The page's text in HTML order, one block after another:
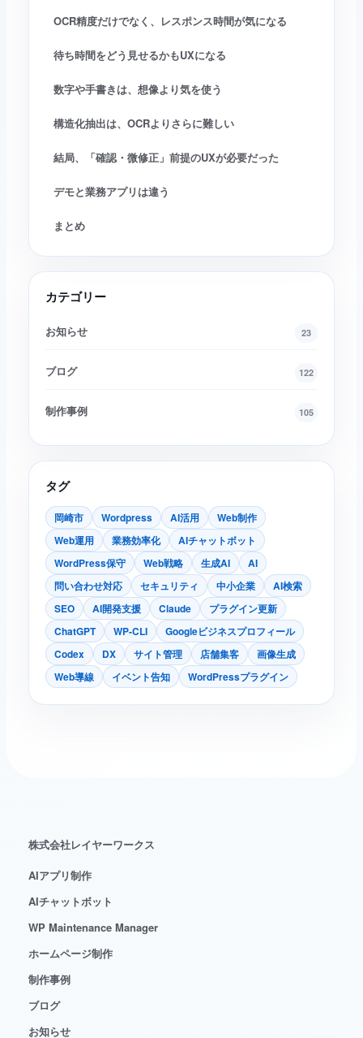
OCR精度だけでなく、レスポンス時間が気になる
待ち時間をどう見せるかもUXになる
数字や手書きは、想像より気を使う
構造化抽出は、OCRよりさらに難しい
結局、「確認・微修正」前提のUXが必要だった
デモと業務アプリは違う
まとめ
カテゴリー
お知らせ 23
ブログ 122
制作事例 105
タグ
岡崎市 Wordpress AI活用
Web制作
Web運用
業務効率化
AIチャットボット
WordPress保守
Web戦略 生成AI
AI
問い合わせ対応
セキュリティ 中小企業
AI検索
SEO
AI開発支援 Claude
プラグイン更新
ChatGPT
WP-CLI
Googleビジネスプロフィール
Codex
DX サイト管理 店舗集客
画像生成
Web導線
イベント告知 WordPressプラグイン
株式会社レイヤーワークス
AIアプリ制作
AIチャットボット
WP Maintenance Manager
ホームページ制作
制作事例
ブログ
お知らせ
AI レイヤーワークス AIチャット
Web制作・AI活用のご相談整理に
こんにちは。Web制作、AI活用、WordPress運用に
ついて、相談内容の整理をお手伝いします。